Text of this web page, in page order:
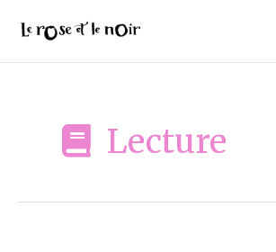
contenu
Lecture